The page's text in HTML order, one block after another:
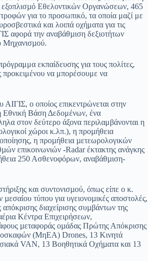
Εθελοντικών Οργανώσεων, 465
για το προσωπικό, τα οποία μαζί με
και λοιπά οχήματα για τις
αφορά την αναβάθµιση δεξιοτήτων
Μηχανισµού.
εκπαίδευσης για τους πολίτες,
προκειμένου να μπορέσουμε να
ο οποίος επικεντρώνεται στην
η Εθνική Βάση Δεδομένων, ένα
στον δεύτερο άξονα περιλαμβάνονται η
χώροι κ.λπ.), η προµήθεια
η προµήθεια µετεωρολογικών
επικοινωνιών -Radar έκτακτης ανάγκης
250 Ασθενοφόρων, αναβάθµιση-
και συντονισµού, όπως είπε ο κ.
τύπου για υγειονοµικές αποστολές,
διαχείρισης συµβάντων της
Κέντρα Επιχειρήσεων,
µεταφοράς οµάδας Πρώτης Απόκρισης
(ΜηΕΑ) Drones, 13 Κινητά
VAN, 13 Βοηθητικά Οχήµατα και 13